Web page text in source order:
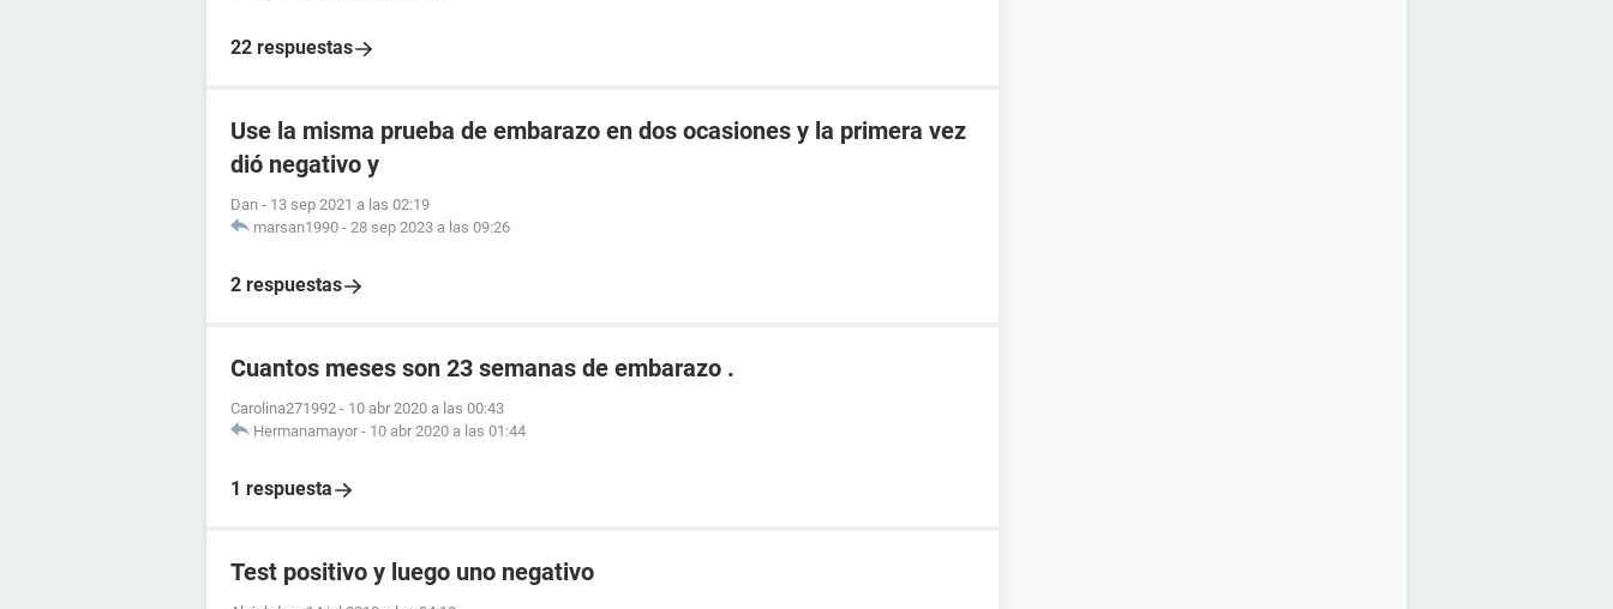
22 respuestas
Use la misma prueba de embarazo en dos ocasiones y la primera vez
dió negativo y
Dan - 13 sep 2021 a las 02:19
marsan1990 - 28 sep 2023 a las 09:26
2 respuestas
Cuantos meses son 23 semanas de embarazo .
Carolina271992 - 10 abr 2020 a las 00:43
Hermanamayor - 10 abr 2020 a las 01:44
1 respuesta
Test positivo y luego uno negativo